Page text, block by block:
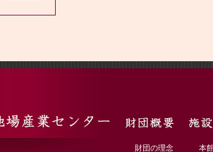
財団の理念
本